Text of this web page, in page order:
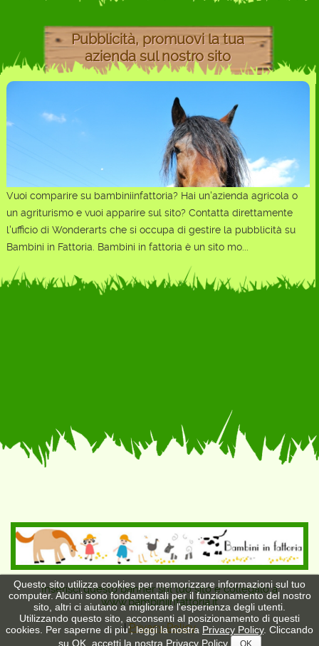
Questo sito utilizza cookies per memorizzare informazioni sul tuo
computer. Alcuni sono fondamentali per il funzionamento del nostro
sito, altri ci aiutano a migliorare l'esperienza degli utenti.
Utilizzando questo sito, acconsenti al posizionamento di questi
cookies. Per saperne di piu', leggi la nostra Privacy Policy. Cliccando
su OK, accetti la nostra Privacy Policy
OK
Pubblicità, promuovi la tua
azienda sul nostro sito
Vuoi comparire su bambiniinfattoria? Hai un'azienda agricola o
un agriturismo e vuoi apparire sul sito? Contatta direttamente
l'ufficio di Wonderarts che si occupa di gestire la pubblicità su
Bambini in Fattoria. Bambini in fattoria è un sito mo...
Inserisci questo banner sul tuo sito e collegalo a
www.bambiniinfattoria.it
|Privacy Policy